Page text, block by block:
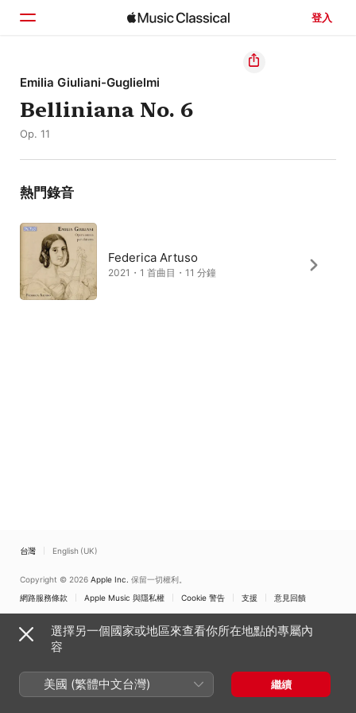
登入
首頁
瀏覽
Emilia Giuliani-Guglielmi
Belliniana No. 6
Op. 11
熱門錄音
Federica Artuso
2021・1 首曲目・11 分鐘
台灣 English (UK)
Copyright © 2026 Apple Inc. 保留一切權利。
網路服務條款
Apple Music 與隱私權 Cookie 警告 支援 意見回饋
選擇另一個國家或地區來查看你所在地點的專屬內
容
美國 (繁體中文台灣) 繼續